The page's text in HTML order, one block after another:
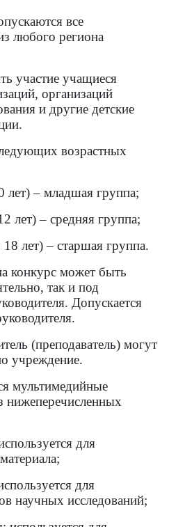
все
любого региона
участие учащиеся
организаций
и другие детские
возрастных
– младшая группа;
лет) – средняя группа;
лет) – старшая группа.
конкурс может быть
так и под
Допускается
(преподаватель) могут
учреждение.
мультимедийные
нижеперечисленных
для
для
научных исследований;